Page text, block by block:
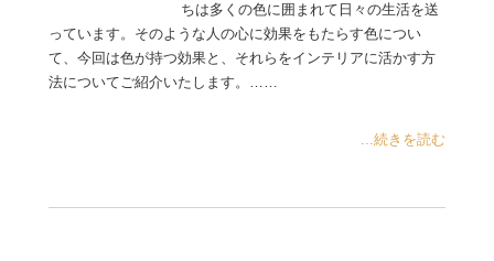
ちは多くの色に囲まれて日々の生活を送
っています。そのような人の心に効果をもたらす色につい
て、今回は色が持つ効果と、それらをインテリアに活かす方
法についてご紹介いたします。……
...続きを読む